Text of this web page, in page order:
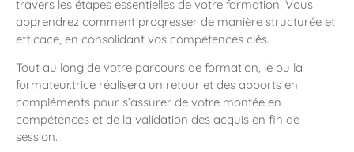
travers les étapes essentielles de votre formation. Vous
apprendrez comment progresser de manière structurée et
efficace, en consolidant vos compétences clés.
Tout au long de votre parcours de formation, le ou la
formateur.trice réalisera un retour et des apports en
compléments pour s’assurer de votre montée en
compétences et de la validation des acquis en fin de
session.